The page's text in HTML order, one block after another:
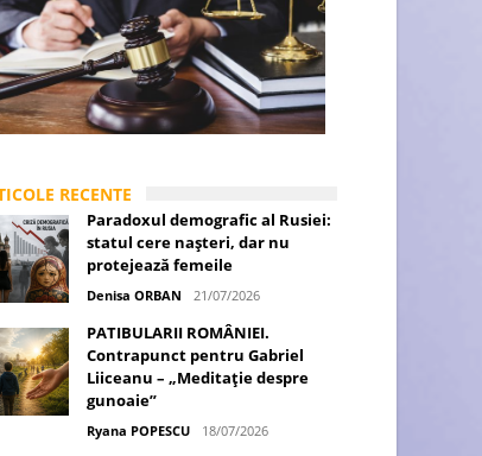
și poziției României în U.E.
RECENTE
Paradoxul demografic al Rusiei:
statul cere nașteri, dar nu
protejează femeile
Denisa ORBAN 21/07/2026
PATIBULARII ROMÂNIEI.
Contrapunct pentru Gabriel
Liiceanu – „Meditație despre
gunoaie”
Ryana POPESCU 18/07/2026